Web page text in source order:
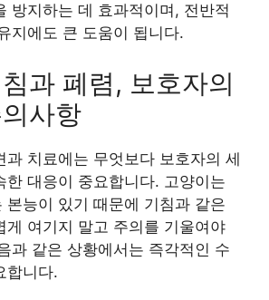
방지하는 데 효과적이며, 전반적
지에도 큰 도움이 됩니다.
과 폐렴, 보호자의
사항
과 치료에는 무엇보다 보호자의 세
한 대응이 중요합니다. 고양이는
본능이 있기 때문에 기침과 같은
게 여기지 말고 주의를 기울여야
과 같은 상황에서는 즉각적인 수
합니다.